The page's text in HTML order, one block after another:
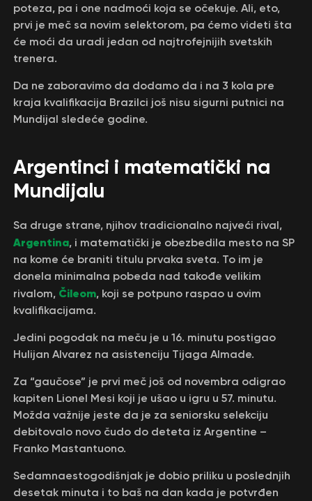
poteza, pa i one nadmoći koja se očekuje. Ali, eto,
prvi je meč sa novim selektorom, pa ćemo videti šta
će moći da uradi jedan od najtrofejnijih svetskih
trenera.
Da ne zaboravimo da dodamo da i na 3 kola pre
kraja kvalifikacija Brazilci još nisu sigurni putnici na
Mundijal sledeće godine.
Argentinci i matematički na
Mundijalu
Sa druge strane, njihov tradicionalno najveći rival,
Argentina, i matematički je obezbedila mesto na SP
na kome će braniti titulu prvaka sveta. To im je
donela minimalna pobeda nad takođe velikim
rivalom, Čileom, koji se potpuno raspao u ovim
kvalifikacijama.
Jedini pogodak na meču je u 16. minutu postigao
Hulijan Alvarez na asistenciju Tijaga Almade.
Za “gaučose” je prvi meč još od novembra odigrao
kapiten Lionel Mesi koji je ušao u igru u 57. minutu.
Možda važnije jeste da je za seniorsku selekciju
debitovalo novo čudo do deteta iz Argentine –
Franko Mastantuono.
Sedamnaestogodišnjak je dobio priliku u poslednjih
desetak minuta i to baš na dan kada je potvrđen